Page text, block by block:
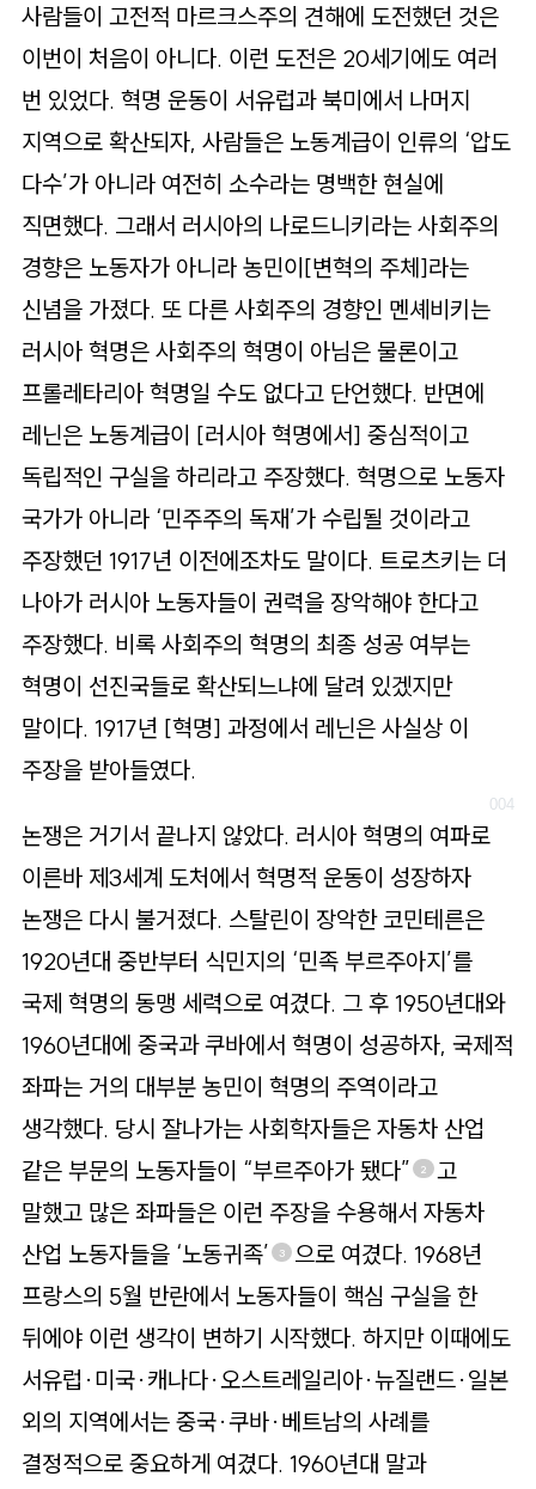
사람들이 고전적 마르크스주의 견해에 도전했던 것은
이번이 처음이 아니다. 이런 도전은 20세기에도 여러
번 있었다. 혁명 운동이 서유럽과 북미에서 나머지
지역으로 확산되자, 사람들은 노동계급이 인류의 ‘압도
다수’가 아니라 여전히 소수라는 명백한 현실에
직면했다. 그래서 러시아의 나로드니키라는 사회주의
경향은 노동자가 아니라 농민이[변혁의 주체]라는
신념을 가졌다. 또 다른 사회주의 경향인 멘셰비키는
러시아 혁명은 사회주의 혁명이 아님은 물론이고
프롤레타리아 혁명일 수도 없다고 단언했다. 반면에
레닌은 노동계급이 [러시아 혁명에서] 중심적이고
독립적인 구실을 하리라고 주장했다. 혁명으로 노동자
국가가 아니라 ‘민주주의 독재’가 수립될 것이라고
주장했던 1917년 이전에조차도 말이다. 트로츠키는 더
나아가 러시아 노동자들이 권력을 장악해야 한다고
주장했다. 비록 사회주의 혁명의 최종 성공 여부는
혁명이 선진국들로 확산되느냐에 달려 있겠지만
말이다. 1917년 [혁명] 과정에서 레닌은 사실상 이
주장을 받아들였다.
논쟁은 거기서 끝나지 않았다. 러시아 혁명의 여파로
이른바 제3세계 도처에서 혁명적 운동이 성장하자
논쟁은 다시 불거졌다. 스탈린이 장악한 코민테른은
1920년대 중반부터 식민지의 ‘민족 부르주아지’를
국제 혁명의 동맹 세력으로 여겼다. 그 후 1950년대와
1960년대에 중국과 쿠바에서 혁명이 성공하자, 국제적
좌파는 거의 대부분 농민이 혁명의 주역이라고
생각했다. 당시 잘나가는 사회학자들은 자동차 산업
같은 부문의 노동자들이 “부르주아가 됐다”
2
고
말했고 많은 좌파들은 이런 주장을 수용해서 자동차
산업 노동자들을 ‘노동귀족’
3
으로 여겼다. 1968년
프랑스의 5월 반란에서 노동자들이 핵심 구실을 한
뒤에야 이런 생각이 변하기 시작했다. 하지만 이때에도
서유럽·미국·캐나다·오스트레일리아·뉴질랜드·일본
외의 지역에서는 중국·쿠바·베트남의 사례를
결정적으로 중요하게 여겼다. 1960년대 말과